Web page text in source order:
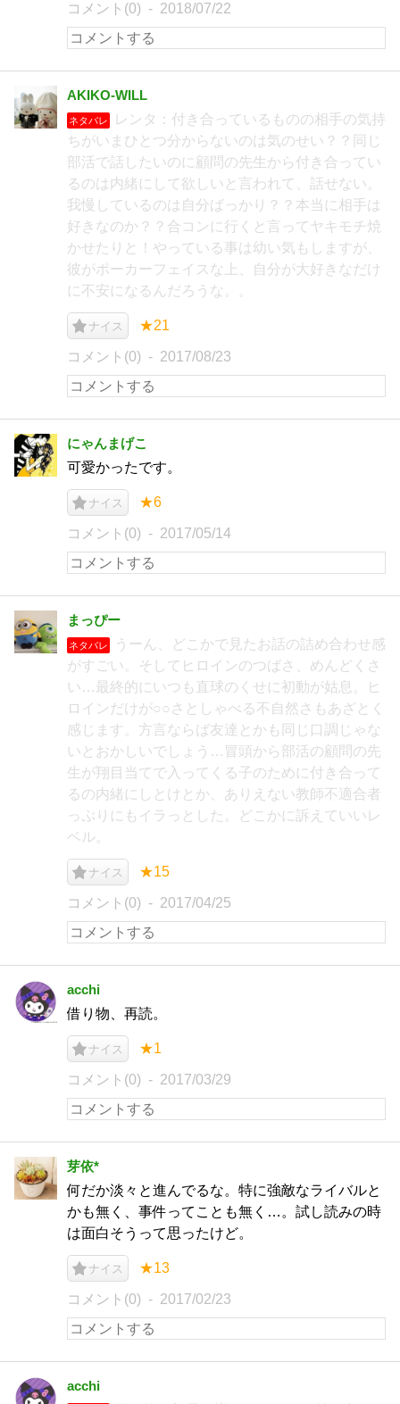
コメント(0) 2018/07/22
AKIKO-WILL
ネタバレ
レンタ：付き合っているものの相手の気持
ちがいまひとつ分からないのは気のせい？？同じ
部活で話したいのに顧問の先生から付き合ってい
るのは内緒にして欲しいと言われて、話せない。
我慢しているのは自分ばっかり？？本当に相手は
好きなのか？？合コンに行くと言ってヤキモチ焼
かせたりと！やっている事は幼い気もしますが、
彼がポーカーフェイスな上、自分が大好きなだけ
に不安になるんだろうな。。
ナイス ★21
コメント(0) 2017/08/23
にゃんまげこ
可愛かったです。
ナイス ★6
コメント(0) 2017/05/14
まっぴー
ネタバレ
うーん、どこかで見たお話の詰め合わせ感
がすごい。そしてヒロインのつばさ、めんどくさ
い…最終的にいつも直球のくせに初動が姑息。ヒ
ロインだけが○○さとしゃべる不自然さもあざとく
感じます。方言ならば友達とかも同じ口調じゃな
いとおかしいでしょう…冒頭から部活の顧問の先
生が翔目当てで入ってくる子のために付き合って
るの内緒にしとけとか、ありえない教師不適合者
っぷりにもイラっとした。どこかに訴えていいレ
ベル。
ナイス ★15
コメント(0) 2017/04/25
acchi
借り物、再読。
ナイス ★1
コメント(0) 2017/03/29
芽依*
何だか淡々と進んでるな。特に強敵なライバルと
かも無く、事件ってことも無く…。試し読みの時
は面白そうって思ったけど。
ナイス ★13
コメント(0) 2017/02/23
acchi